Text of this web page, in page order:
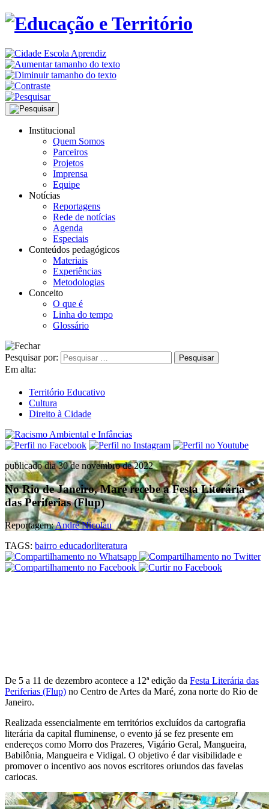
Institucional
Quem Somos
Parceiros
Projetos
Imprensa
Equipe
Notícias
Reportagens
Rede de notícias
Agenda
Especiais
Conteúdos pedagógicos
Materiais
Experiências
Metodologias
Conceito
O que é
Linha do tempo
Glossário
Pesquisar por:
Em alta:
Território Educativo
Cultura
Direito à Cidade
publicado dia 30 de novembro de 2022
No Rio de Janeiro, Maré recebe a Festa Literária
das Periferias (Flup)
Reportagem:André Nicolau
TAGS: bairro educadorliteratura
De 5 a 11 de dezembro acontece a 12ª edição da Festa Literária das
Periferias (Flup) no Centro de Artes da Maré, zona norte do Rio de
Janeiro.
Realizada essencialmente em territórios excluídos da cartografia
literária da capital fluminense, o evento já se fez presente em
endereços como Morro dos Prazeres, Vigário Geral, Mangueira,
Babilônia, Mangueira e Vidigal. O objetivo é dar visibilidade e
promover o incentivo aos novos escritores oriundos das favelas
cariocas.